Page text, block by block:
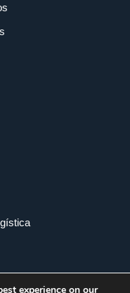
experience on our